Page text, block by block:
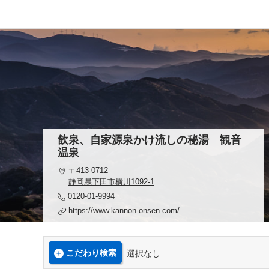
飲泉、自家源泉かけ流しの秘湯 観音
温泉
〒413-0712
静岡県下田市横川1092-1
0120-01-9994
https://www.kannon-onsen.com/
こだわり検索 選択なし